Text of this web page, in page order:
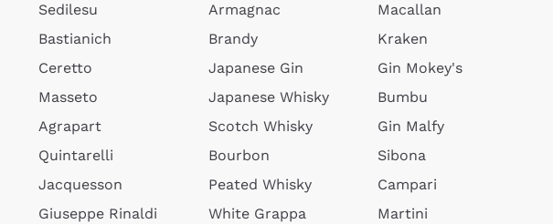
Sedilesu
Bastianich
Ceretto
Masseto
Agrapart
Quintarelli
Jacquesson
Giuseppe Rinaldi
Armagnac
Brandy
Japanese Gin
Japanese Whisky
Scotch Whisky
Bourbon
Peated Whisky
White Grappa
Macallan
Kraken
Gin Mokey's
Bumbu
Gin Malfy
Sibona
Campari
Martini